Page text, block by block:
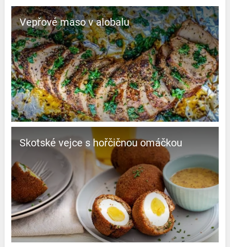
Vepřové maso v alobalu
Skotské vejce s hořčičnou omáčkou